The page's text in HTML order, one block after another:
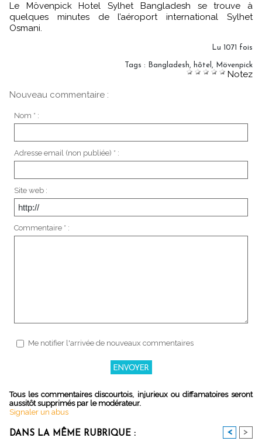
Le Mövenpick Hotel Sylhet Bangladesh se trouve à
quelques minutes de l’aéroport international Sylhet
Osmani.
Lu 1071 fois
Tags : Bangladesh, hôtel , Mövenpick
Notez
Nouveau commentaire :
Nom * :
Adresse email (non publiée) * :
Site web :
Commentaire * :
Me notifier l'arrivée de nouveaux commentaires
Tous les commentaires discourtois, injurieux ou diffamatoires seront
aussitôt supprimés par le modérateur.
Signaler un abus
DANS LA MÊME RUBRIQUE : < >